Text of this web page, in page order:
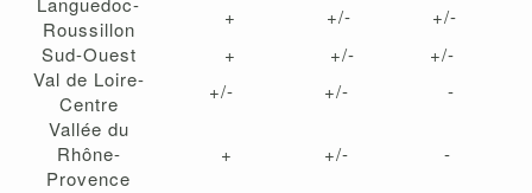
Roussillon
+ +/-
+/-
Sud-Ouest
+ +/-
+/-
Val de Loire-
Centre
+/- +/-
-
Vallée du
Rhône-
Provence
+ +/- -